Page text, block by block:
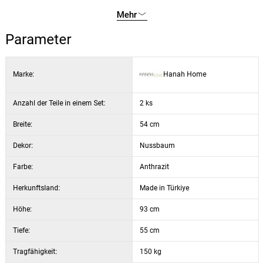
Rückenlehnenhöhe: 92 cm
Farbe: Anthrazit und Nussbaum
Mehr
Parameter
Marke: Hanah Home
Anzahl der Teile in einem Set: 2 ks
Breite: 54 cm
Dekor: Nussbaum
Farbe: Anthrazit
Herkunftsland: Made in Türkiye
Höhe: 93 cm
Tiefe: 55 cm
Tragfähigkeit: 150 kg